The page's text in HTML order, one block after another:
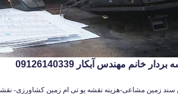
خانم مهندس آبکار 09126140339